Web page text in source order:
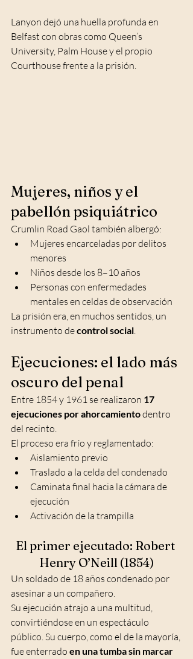
Lanyon dejó una huella profunda en
Belfast con obras como Queen’s
University, Palm House y el propio
Courthouse frente a la prisión.
Mujeres, niños y el
pabellón psiquiátrico
Crumlin Road Gaol también albergó:
Mujeres encarceladas por delitos
menores
Niños desde los 8–10 años
Personas con enfermedades
mentales en celdas de observación
La prisión era, en muchos sentidos, un
instrumento de control social.
Ejecuciones: el lado más
oscuro del penal
Entre 1854 y 1961 se realizaron 17
ejecuciones por ahorcamiento dentro
del recinto.
El proceso era frío y reglamentado:
Aislamiento previo
Traslado a la celda del condenado
Caminata final hacia la cámara de
ejecución
Activación de la trampilla
El primer ejecutado: Robert
Henry O’Neill (1854)
Un soldado de 18 años condenado por
asesinar a un compañero.
Su ejecución atrajo a una multitud,
convirtiéndose en un espectáculo
público. Su cuerpo, como el de la mayoría,
fue enterrado en una tumba sin marcar